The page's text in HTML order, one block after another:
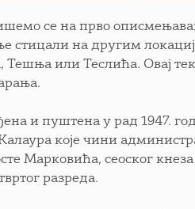
се на прво
стицали на другим
или Теслића. Овај
и пуштена у рад 1947.
које чини
Марковића, сеоског
разреда.